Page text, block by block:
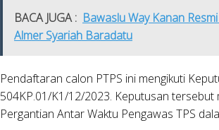
BACA JUGA : Bawaslu Way Kanan
Almer Syariah Baradatu
Pendaftaran calon PTPS ini mengikuti
504KP.01/K1/12/2023. Keputusan
Pergantian Antar Waktu Pengawas TPS